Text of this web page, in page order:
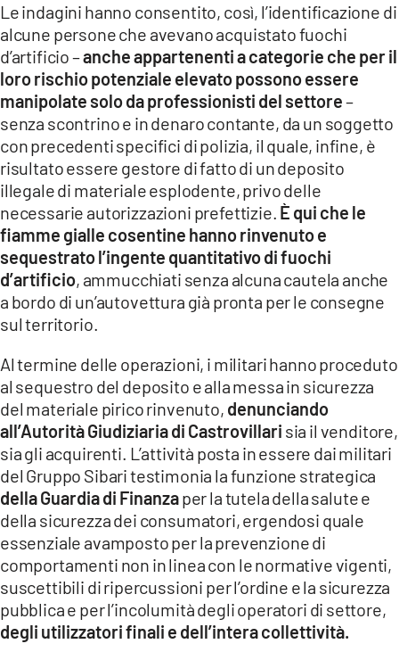
Le indagini hanno consentito, così, l’identificazione di
alcune persone che avevano acquistato fuochi
d’artificio –anche appartenenti a categorie che per il
loro rischio potenziale elevato possono essere
manipolate solo da professionisti del settore–
senza scontrino e in denaro contante, da un soggetto
con precedenti specifici di polizia, il quale, infine, è
risultato essere gestore di fatto di un deposito
illegale di materiale esplodente, privo delle
necessarie autorizzazioni prefettizie. È qui che le
fiamme gialle cosentine hanno rinvenuto e
sequestrato l’ingente quantitativo di fuochi
d’artificio, ammucchiati senza alcuna cautela anche
a bordo di un’autovettura già pronta per le consegne
sul territorio.
Al termine delle operazioni, i militari hanno proceduto
al sequestro del deposito e alla messa in sicurezza
del materiale pirico rinvenuto, denunciando
all’Autorità Giudiziaria di Castrovillari sia il venditore,
sia gli acquirenti. L’attività posta in essere dai militari
del Gruppo Sibari testimonia la funzione strategica
della Guardia di Finanzaper la tutela della salute e
della sicurezza dei consumatori, ergendosi quale
essenziale avamposto per la prevenzione di
comportamenti non in linea con le normative vigenti,
suscettibili di ripercussioni per l’ordine e la sicurezza
pubblica e per l’incolumità degli operatori di settore,
degli utilizzatori finali e dell’intera collettività.